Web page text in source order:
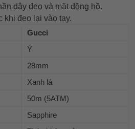
dây đeo và mặt đồng hồ.
đeo lại vào tay.
Gucci
Ý
28mm
Xanh lá
50m (5ATM)
Sapphire